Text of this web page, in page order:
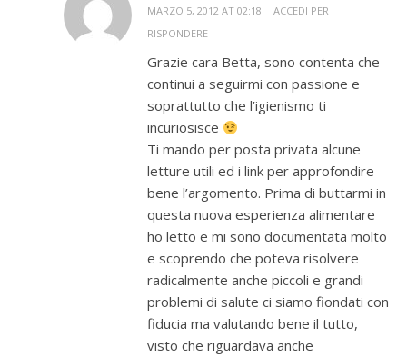
MARZO 5, 2012 AT 02:18
ACCEDI PER
RISPONDERE
Grazie cara Betta, sono contenta che
continui a seguirmi con passione e
soprattutto che l’igienismo ti
incuriosisce
Ti mando per posta privata alcune
letture utili ed i link per approfondire
bene l’argomento. Prima di buttarmi in
questa nuova esperienza alimentare
ho letto e mi sono documentata molto
e scoprendo che poteva risolvere
radicalmente anche piccoli e grandi
problemi di salute ci siamo fiondati con
fiducia ma valutando bene il tutto,
visto che riguardava anche